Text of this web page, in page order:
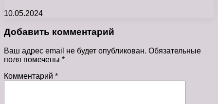
10.05.2024
Добавить комментарий
Ваш адрес email не будет опубликован. Обязательные
поля помечены *
Комментарий *